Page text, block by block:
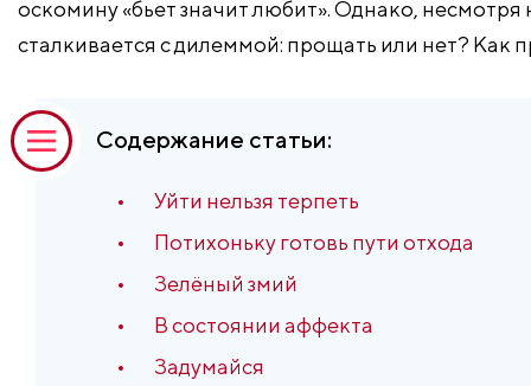
оскомину «бьет значит любит». Однако,
сталкивается с дилеммой: прощать или нет? Как
Содержание статьи:
Уйти нельзя терпеть
Потихоньку готовь пути отхода
Зелёный змий
В состоянии аффекта
Задумайся